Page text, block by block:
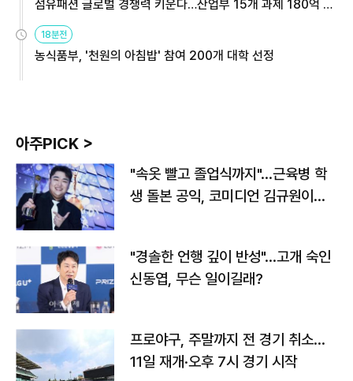
섬유패션 글로벌 경쟁력 키운다…산업부 15개 과제 180억 지
원
18분전
농식품부, '천원의 아침밥' 참여 200개 대학 선정
아주PICK >
"속옷 빨고 졸업식까지"…근육병 학
생 돌본 공익, 코미디언 김규원이었
"경솔한 언행 깊이 반성"…고개 숙인
신동엽, 무슨 일이길래?
프로야구, 주말까지 전 경기 취소…
11일 재개·오후 7시 경기 시작